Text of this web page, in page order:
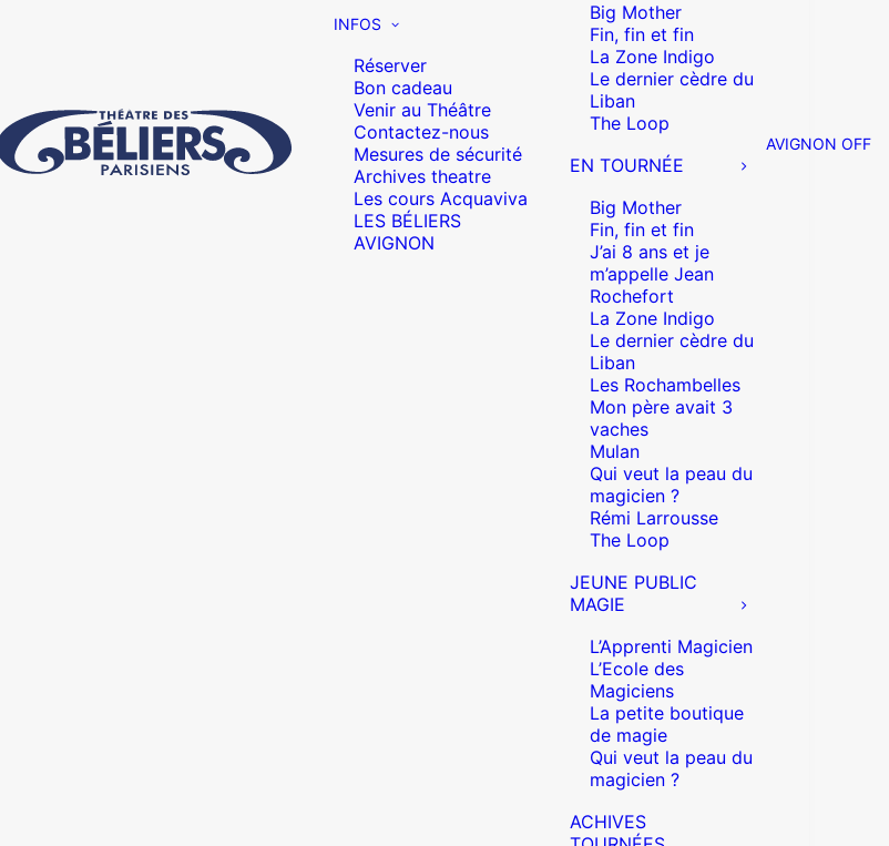
INFOS
Réserver
Bon cadeau
Venir au Théâtre
Contactez-nous
Mesures de sécurité
Archives theatre
Les cours Acquaviva
LES BÉLIERS
AVIGNON
Big Mother
Fin, fin et fin
La Zone Indigo
Le dernier cèdre du
Liban
The Loop
EN TOURNÉE
Big Mother
Fin, fin et fin
J’ai 8 ans et je
m’appelle Jean
Rochefort
La Zone Indigo
Le dernier cèdre du
Liban
Les Rochambelles
Mon père avait 3
vaches
Mulan
Qui veut la peau du
magicien ?
Rémi Larrousse
The Loop
JEUNE PUBLIC
MAGIE
L’Apprenti Magicien
L’Ecole des
Magiciens
La petite boutique
de magie
Qui veut la peau du
magicien ?
ACHIVES
AVIGNON OFF